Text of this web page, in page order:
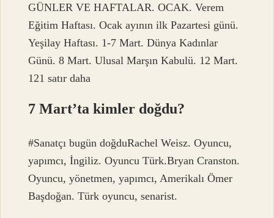
GÜNLER VE HAFTALAR. OCAK. Verem
Eğitim Haftası. Ocak ayının ilk Pazartesi günü.
Yeşilay Haftası. 1-7 Mart. Dünya Kadınlar
Günü. 8 Mart. Ulusal Marşın Kabulü. 12 Mart.
121 satır daha
7 Mart’ta kimler doğdu?
#Sanatçı bugün doğduRachel Weisz. Oyuncu,
yapımcı, İngiliz. Oyuncu Türk.Bryan Cranston.
Oyuncu, yönetmen, yapımcı, Amerikalı Ömer
Başdoğan. Türk oyuncu, senarist.